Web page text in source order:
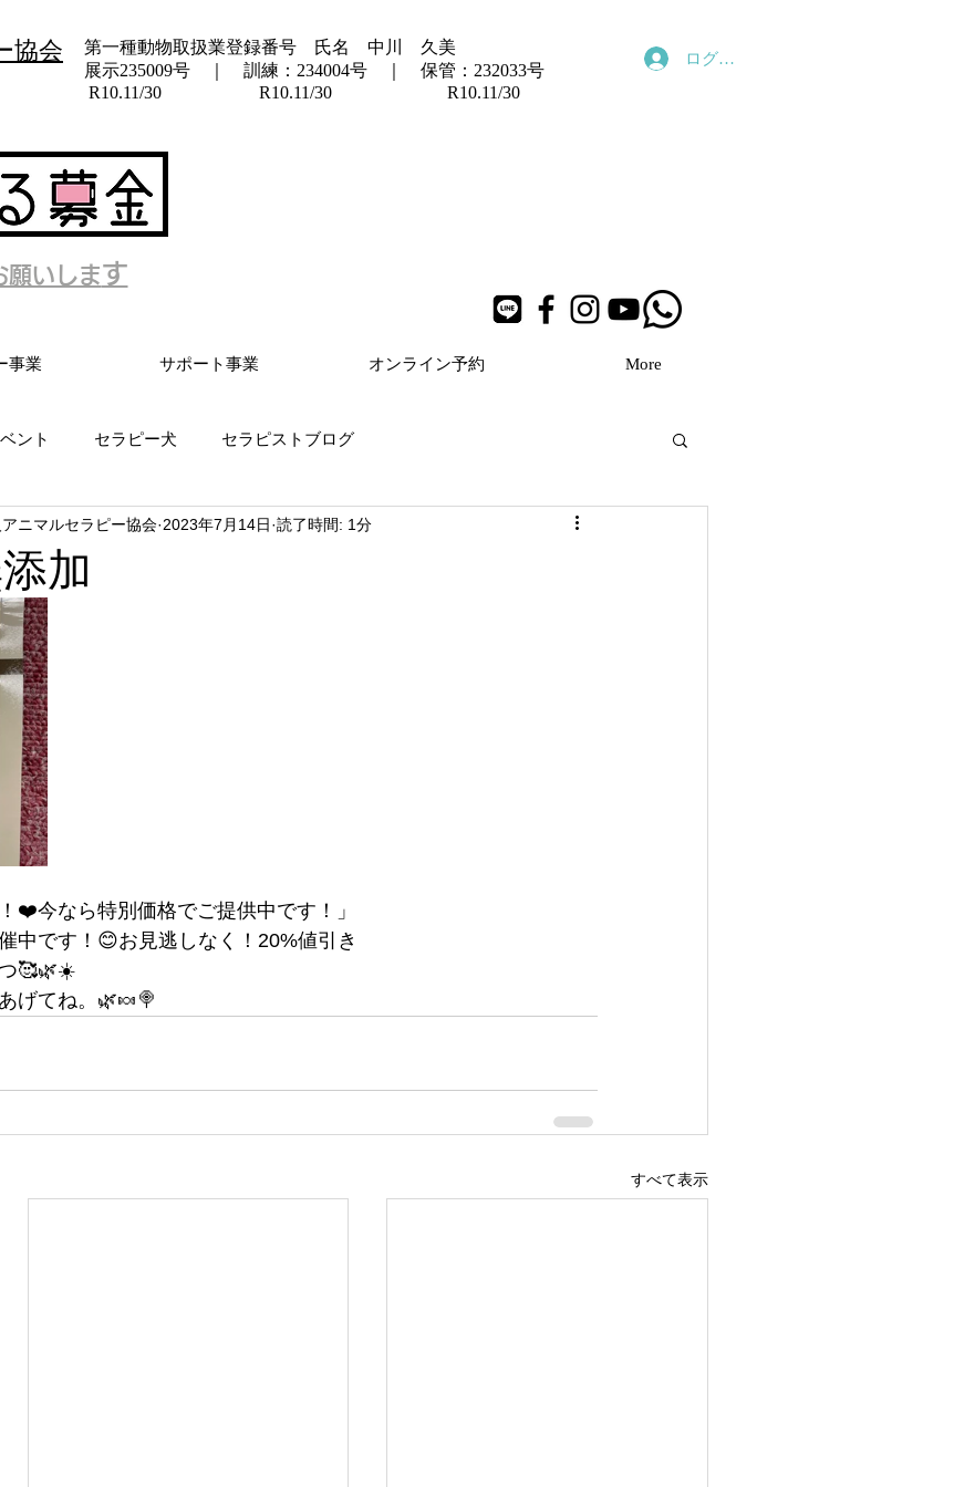
協会
第一種動物取扱業登録番号 氏名 中川 久美
展示235009号 ｜ 訓練：234004号 ｜ 保管：232033号
​ R10.11/30 R10.11/30 R10.11/30
ログイン
願いします
事業 サポート事業 オンライン予約 More
ント セラピー犬 セラピストブログ
加
ニマルセラピー協会 2023年7月14日 読了時間: 1分
❤️今なら特別価格でご提供中です！」
中です！😊お見逃しなく！20%値引き
🥰🌿☀️
げてね。🌿🍬🍭
すべて表示